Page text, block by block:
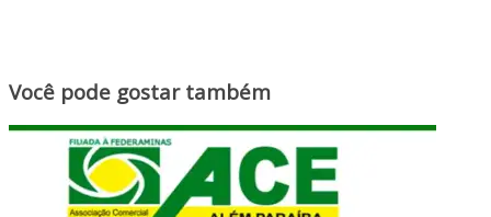
Você pode gostar também